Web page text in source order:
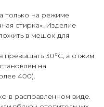
только на режиме
стирка». Изделие
в мешок для
превышать 30°C, а отжим
на
400).
в расправленном виде.